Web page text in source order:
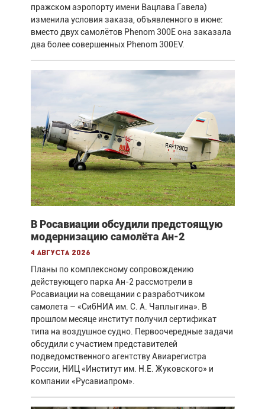
пражском аэропорту имени Вацлава Гавела)
изменила условия заказа, объявленного в июне:
вместо двух самолётов Phenom 300E она заказала
два более совершенных Phenom 300EV.
В Росавиации обсудили предстоящую
модернизацию самолёта Ан-2
4 августа 2026
Планы по комплексному сопровождению
действующего парка Ан-2 рассмотрели в
Росавиации на совещании с разработчиком
самолета – «СибНИА им. С. А. Чаплыгина». В
прошлом месяце институт получил сертификат
типа на воздушное судно. Первоочередные задачи
обсудили с участием представителей
подведомственного агентству Авиарегистра
России, НИЦ «Институт им. Н.Е. Жуковского» и
компании «Русавиапром».